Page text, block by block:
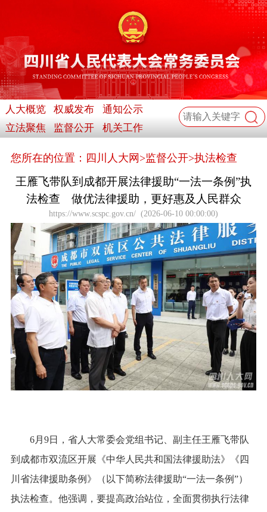
人大概览 权威发布
通知公示
立法聚焦
监督公开 机关工作
您所在的位置： 四川人大网 >监督公开>执法检查
王雁飞带队到成都开展法律援助“一法一条例”执
法检查 做优法律援助，更好惠及人民群众
https://www.scspc.gov.cn/ (2026-06-10 00:00:00)
6月9日，省人大常委会党组书记、副主任王雁飞带队
到成都市双流区开展《中华人民共和国法律援助法》《四
川省法律援助条例》（以下简称法律援助“一法一条例”）
执法检查。他强调，要提高政治站位，全面贯彻执行法律